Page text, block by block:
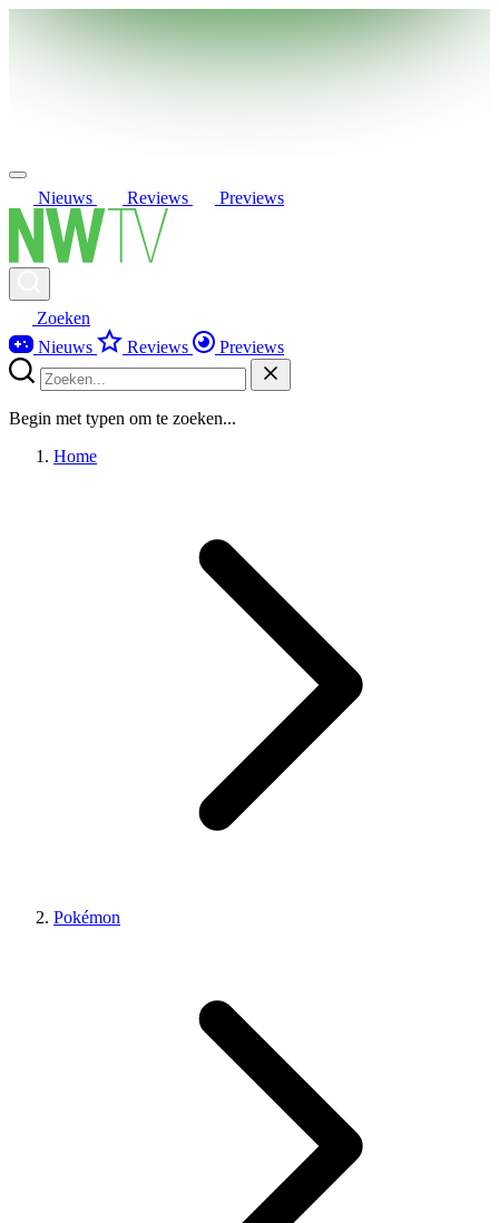
Nieuws Reviews Previews
Zoeken
Nieuws
Reviews Previews
Begin met typen om te zoeken...
Home
Pokémon